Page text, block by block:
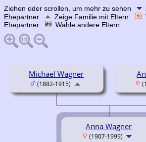
Ziehen oder scrollen, um mehr zu sehen
Ehepartner
Zeige Familie mit Eltern
Ehepartner
Wähle andere Eltern
Michael Wagner
(1882-1915)
Anna Wagner
(1907-1999)